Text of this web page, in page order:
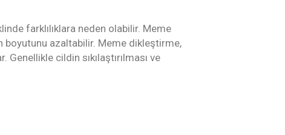
farklılıklara neden olabilir. Meme
boyutunu azaltabilir. Meme dikleştirme,
cildin sıkılaştırılması ve